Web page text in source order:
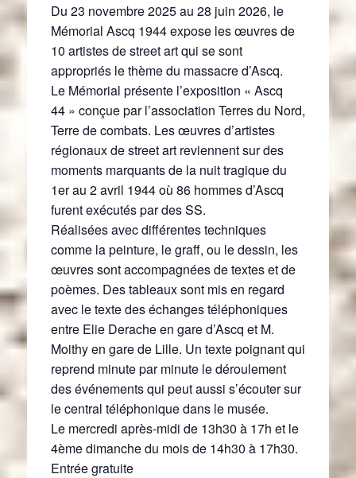
Du 23 novembre 2025 au 28 juin 2026, le
Mémorial Ascq 1944 expose les œuvres de
10 artistes de street art qui se sont
appropriés le thème du massacre d’Ascq.
Le Mémorial présente l’exposition « Ascq
44 » conçue par l’association Terres du Nord,
Terre de combats. Les œuvres d’artistes
régionaux de street art reviennent sur des
moments marquants de la nuit tragique du
1er au 2 avril 1944 où 86 hommes d’Ascq
furent exécutés par des SS.
Réalisées avec différentes techniques
comme la peinture, le graff, ou le dessin, les
œuvres sont accompagnées de textes et de
poèmes. Des tableaux sont mis en regard
avec le texte des échanges téléphoniques
entre Elie Derache en gare d’Ascq et M.
Moithy en gare de Lille. Un texte poignant qui
reprend minute par minute le déroulement
des événements qui peut aussi s’écouter sur
le central téléphonique dans le musée.
Le mercredi après-midi de 13h30 à 17h et le
4ème dimanche du mois de 14h30 à 17h30.
Entrée gratuite